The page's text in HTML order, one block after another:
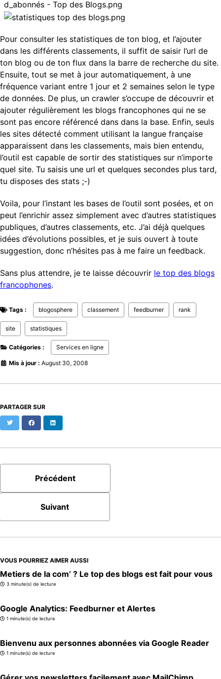
Pour consulter les statistiques de ton blog, et l’ajouter
dans les différents classements, il suffit de saisir l’url de
ton blog ou de ton flux dans la barre de recherche du site.
Ensuite, tout se met à jour automatiquement, à une
fréquence variant entre 1 jour et 2 semaines selon le type
de données. De plus, un crawler s’occupe de découvrir et
ajouter régulièrement les blogs francophones qui ne se
sont pas encore référencé dans dans la base. Enfin, seuls
les sites détecté comment utilisant la langue française
apparaissent dans les classements, mais bien entendu,
l’outil est capable de sortir des statistiques sur n’importe
quel site. Tu saisis une url et quelques secondes plus tard,
tu disposes des stats ;-)
Voila, pour l’instant les bases de l’outil sont posées, et on
peut l’enrichir assez simplement avec d’autres statistiques
publiques, d’autres classements, etc. J’ai déjà quelques
idées d’évolutions possibles, et je suis ouvert à toute
suggestion, donc n’hésites pas à me faire un feedback.
Sans plus attendre, je te laisse découvrir le top des blogs
francophones.
Tags : blogosphere classement feedburner rank
site statistiques
Catégories : Services en ligne
Mis à jour : August 30, 2008
PARTAGER SUR
Twitter Facebook
Précédent
Suivant
VOUS POURRIEZ AIMER AUSSI
Metiers de la com’ ? Le top des blogs est fait pour vous
3 minute(s) de lecture
Google Analytics: Feedburner et Alertes
1 minute(s) de lecture
Bienvenu aux personnes abonnées via Google Reader
1 minute(s) de lecture